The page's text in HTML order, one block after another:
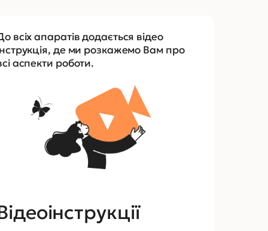
всіх апаратів додається відео
де ми розкажемо Вам про
аспекти роботи.